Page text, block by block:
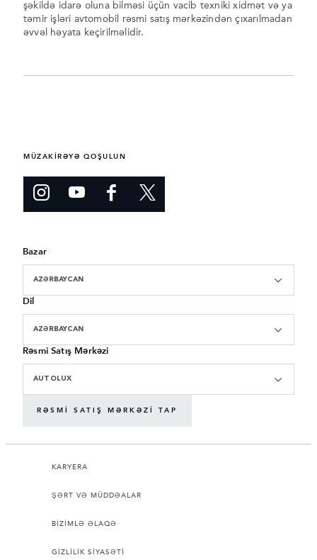
şəkildə idarə oluna bilməsi üçün vacib texniki xidmət və ya
təmir işləri avtomobil rəsmi satış mərkəzindən çıxarılmadan
əvvəl həyata keçirilməlidir.
MÜZAKİRƏYƏ QOŞULUN
Bazar
AZƏRBAYCAN
Dil
AZƏRBAYCAN
Rəsmi Satış Mərkəzi
AUTOLUX
RƏSMI SATIŞ MƏRKƏZI TAP
KARYERA
ŞƏRT VƏ MÜDDƏALAR
BİZİMLƏ ƏLAQƏ
GİZLİLİK SİYASƏTİ